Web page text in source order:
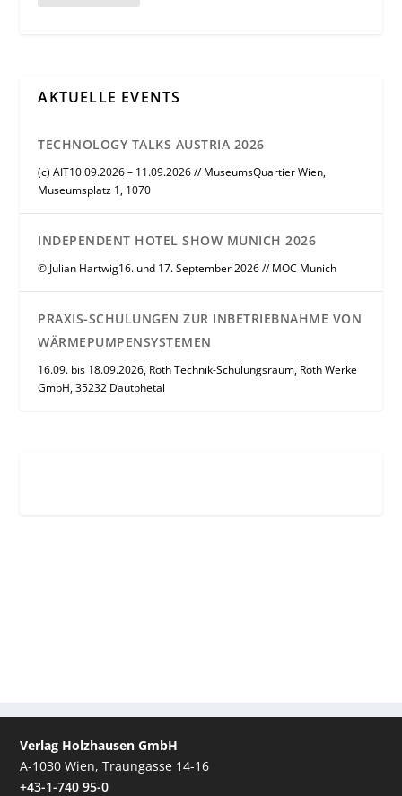
AKTUELLE EVENTS
TECHNOLOGY TALKS AUSTRIA 2026
(c) AIT10.09.2026 – 11.09.2026 // MuseumsQuartier Wien,
Museumsplatz 1, 1070
INDEPENDENT HOTEL SHOW MUNICH 2026
© Julian Hartwig16. und 17. September 2026 // MOC Munich
PRAXIS-SCHULUNGEN ZUR INBETRIEBNAHME VON
WÄRMEPUMPENSYSTEMEN
16.09. bis 18.09.2026, Roth Technik-Schulungsraum, Roth Werke
GmbH, 35232 Dautphetal
Verlag Holzhausen GmbH
A-1030 Wien, Traungasse 14-16
+43-1-740 95-0